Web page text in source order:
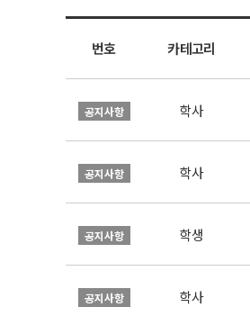
번호 카테고리
공지사항 학사
공지사항 학사
공지사항 학생
공지사항 학사